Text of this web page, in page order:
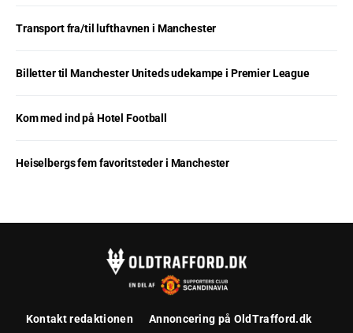
Transport fra/til lufthavnen i Manchester
Billetter til Manchester Uniteds udekampe i Premier League
Kom med ind på Hotel Football
Heiselbergs fem favoritsteder i Manchester
Kontakt redaktionen Annoncering på OldTrafford.dk